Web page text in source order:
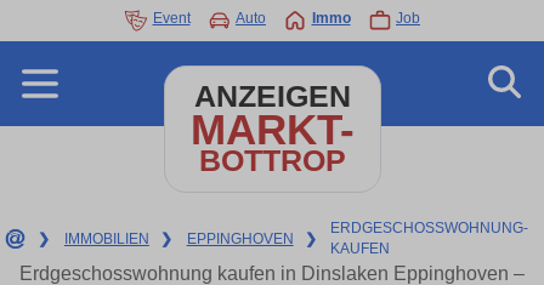
Event Auto Immo Job
ANZEIGEN
MARKT-
BOTTROP
❯ IMMOBILIEN ❯ EPPINGHOVEN ❯
ERDGESCHOSSWOHNUNG-
KAUFEN
Erdgeschosswohnung kaufen in Dinslaken Eppinghoven –